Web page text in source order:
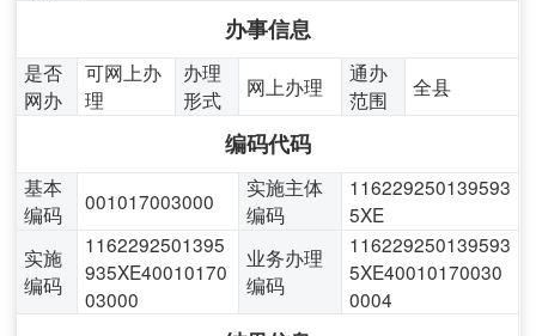
办事信息
是否
网办
可网上办
理
办理
形式
网上办理
通办
范围
全县
编码代码
基本
编码
001017003000
实施主体
编码
116229250139593
5XE
实施
编码
1162292501395
935XE40010170
03000
业务办理
编码
116229250139593
5XE40010170030
0004